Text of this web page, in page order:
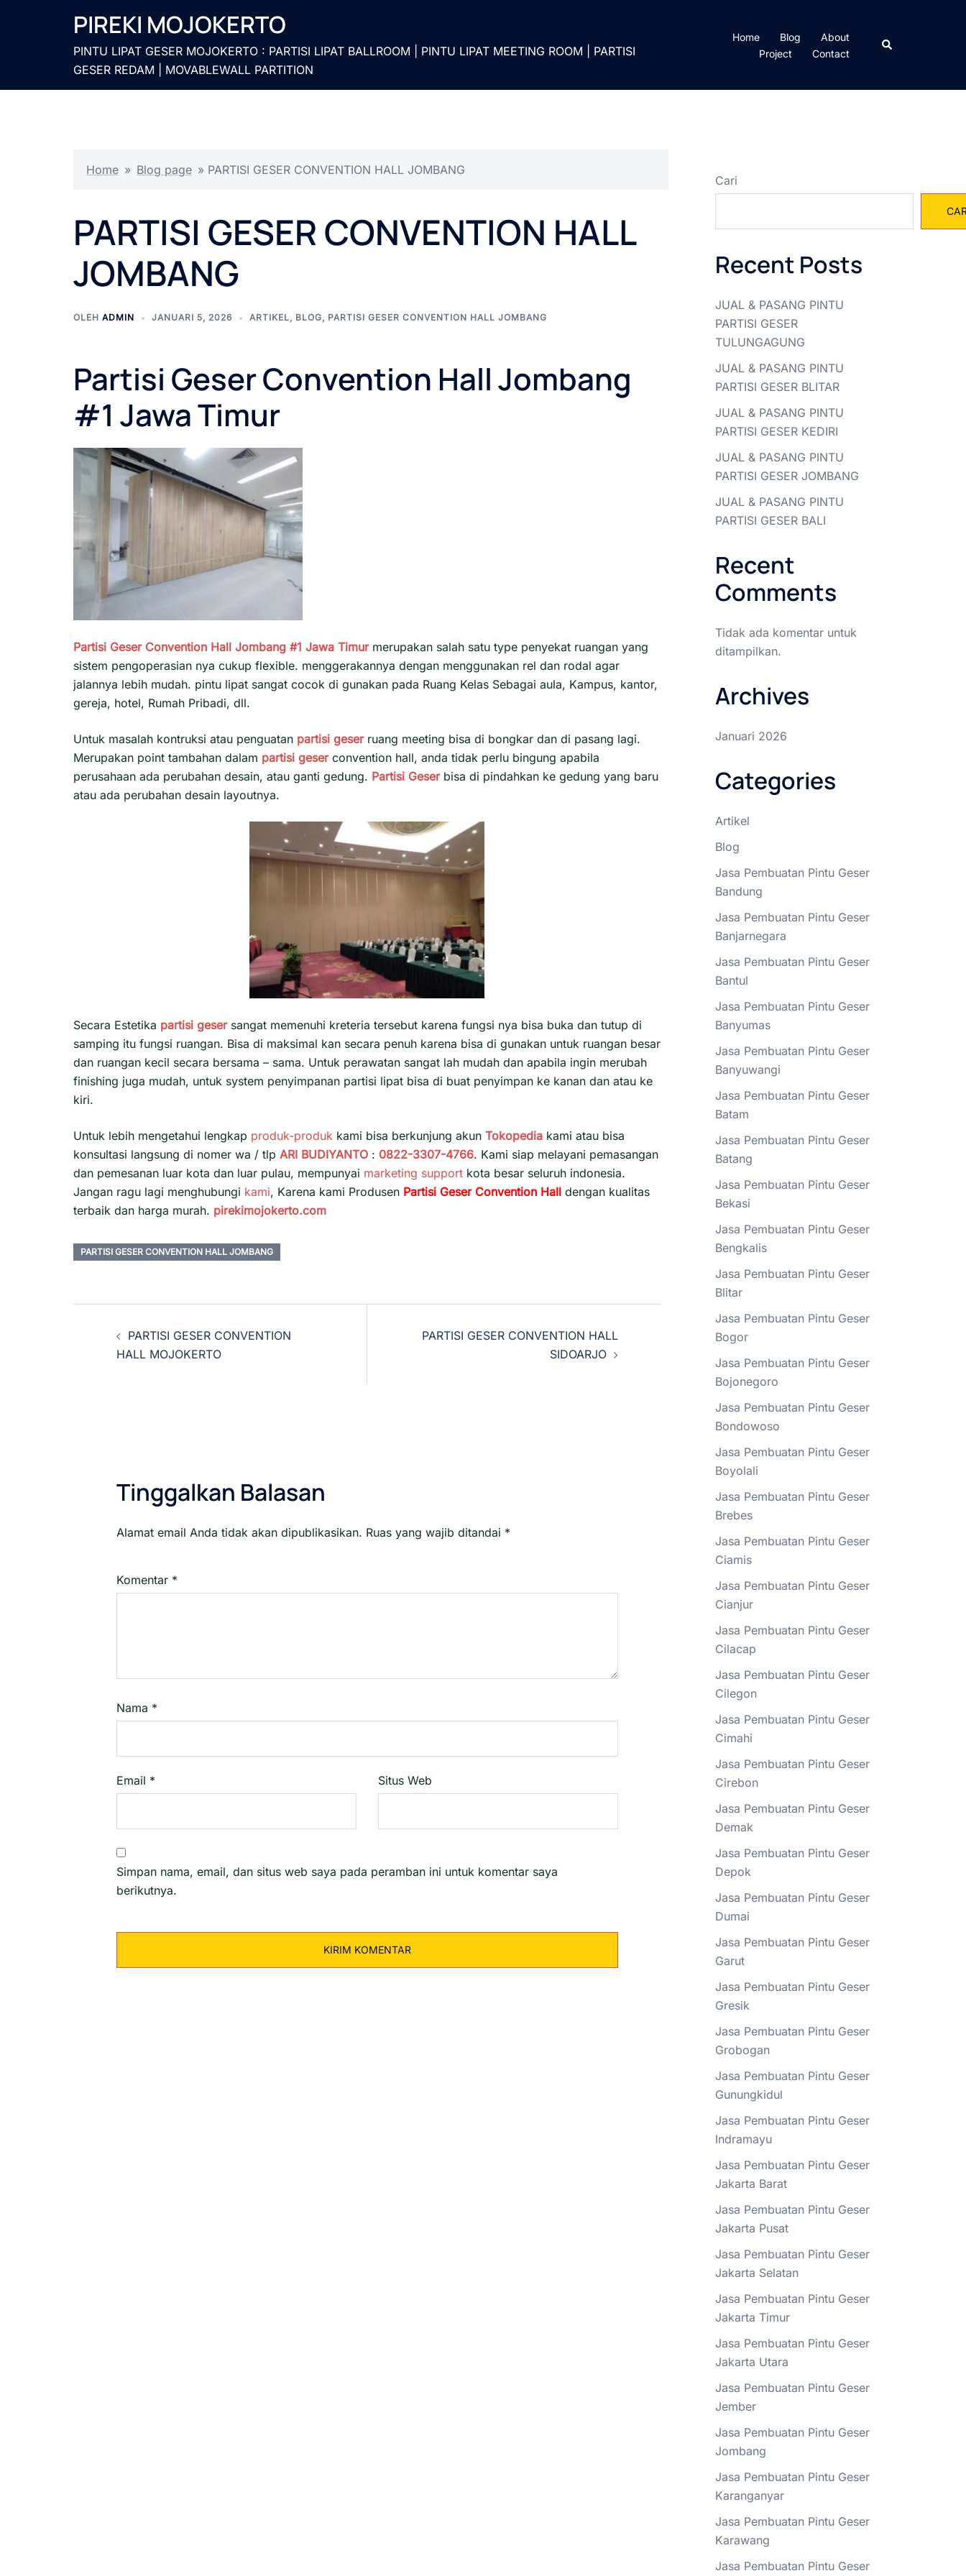
PIREKI MOJOKERTO
PINTU LIPAT GESER MOJOKERTO : PARTISI LIPAT BALLROOM | PINTU LIPAT MEETING ROOM | PARTISI
GESER REDAM | MOVABLEWALL PARTITION
Home Blog
About
Project
Contact
Cari
Home » Blog page » PARTISI GESER CONVENTION HALL JOMBANG
PARTISI GESER CONVENTION HALL
JOMBANG
OLEH ADMIN JANUARI 5, 2026 ARTIKEL, BLOG, PARTISI GESER CONVENTION HALL JOMBANG
Partisi Geser Convention Hall Jombang
#1 Jawa Timur
Partisi Geser Convention Hall Jombang #1 Jawa Timurmerupakan salah satu type penyekat ruangan yang
sistem pengoperasian nya cukup flexible. menggerakannya dengan menggunakan rel dan rodal agar
jalannya lebih mudah. pintu lipat sangat cocok di gunakan pada Ruang Kelas Sebagai aula, Kampus, kantor,
gereja, hotel, Rumah Pribadi, dll.
Untuk masalah kontruksi atau penguatan partisi geser ruang meeting bisa di bongkar dan di pasang lagi.
Merupakan point tambahan dalam partisi geser convention hall, anda tidak perlu bingung apabila
perusahaan ada perubahan desain, atau ganti gedung. Partisi Geserbisa di pindahkan ke gedung yang baru
atau ada perubahan desain layoutnya.
Secara Estetika partisi geser sangat memenuhi kreteria tersebut karena fungsi nya bisa buka dan tutup di
samping itu fungsi ruangan. Bisa di maksimal kan secara penuh karena bisa di gunakan untuk ruangan besar
dan ruangan kecil secara bersama – sama. Untuk perawatan sangat lah mudah dan apabila ingin merubah
finishing juga mudah, untuk system penyimpanan partisi lipat bisa di buat penyimpan ke kanan dan atau ke
kiri.
Untuk lebih mengetahui lengkap produk-produk kami bisa berkunjung akun Tokopedia kami atau bisa
konsultasi langsung di nomer wa / tlp ARI BUDIYANTO : 0822-3307-4766. Kami siap melayani pemasangan
dan pemesanan luar kota dan luar pulau, mempunyai marketing support kota besar seluruh indonesia.
Jangan ragu lagi menghubungi kami, Karena kami Produsen Partisi Geser Convention Hall dengan kualitas
terbaik dan harga murah. pirekimojokerto.com
PARTISI GESER CONVENTION HALL JOMBANG
Navigasi
Tulisan
PARTISI GESER CONVENTION
HALL MOJOKERTO
PARTISI GESER CONVENTION HALL
SIDOARJO
Tinggalkan Balasan
Alamat email Anda tidak akan dipublikasikan. Ruas yang wajib ditandai *
Komentar *
Nama *
Email * Situs Web
Simpan nama, email, dan situs web saya pada peramban ini untuk komentar saya
berikutnya.
Cari
Recent Posts
JUAL & PASANG PINTU
PARTISI GESER
TULUNGAGUNG
JUAL & PASANG PINTU
PARTISI GESER BLITAR
JUAL & PASANG PINTU
PARTISI GESER KEDIRI
JUAL & PASANG PINTU
PARTISI GESER JOMBANG
JUAL & PASANG PINTU
PARTISI GESER BALI
Recent
Comments
Tidak ada komentar untuk
ditampilkan.
Archives
Januari 2026
Categories
Artikel
Blog
Jasa Pembuatan Pintu Geser
Bandung
Jasa Pembuatan Pintu Geser
Banjarnegara
Jasa Pembuatan Pintu Geser
Bantul
Jasa Pembuatan Pintu Geser
Banyumas
Jasa Pembuatan Pintu Geser
Banyuwangi
Jasa Pembuatan Pintu Geser
Batam
Jasa Pembuatan Pintu Geser
Batang
Jasa Pembuatan Pintu Geser
Bekasi
Jasa Pembuatan Pintu Geser
Bengkalis
Jasa Pembuatan Pintu Geser
Blitar
Jasa Pembuatan Pintu Geser
Bogor
Jasa Pembuatan Pintu Geser
Bojonegoro
Jasa Pembuatan Pintu Geser
Bondowoso
Jasa Pembuatan Pintu Geser
Boyolali
Jasa Pembuatan Pintu Geser
Brebes
Jasa Pembuatan Pintu Geser
Ciamis
Jasa Pembuatan Pintu Geser
Cianjur
Jasa Pembuatan Pintu Geser
Cilacap
Jasa Pembuatan Pintu Geser
Cilegon
Jasa Pembuatan Pintu Geser
Cimahi
Jasa Pembuatan Pintu Geser
Cirebon
Jasa Pembuatan Pintu Geser
Demak
Jasa Pembuatan Pintu Geser
Depok
Jasa Pembuatan Pintu Geser
Dumai
Jasa Pembuatan Pintu Geser
Garut
Jasa Pembuatan Pintu Geser
Gresik
Jasa Pembuatan Pintu Geser
Grobogan
Jasa Pembuatan Pintu Geser
Gunungkidul
Jasa Pembuatan Pintu Geser
Indramayu
Jasa Pembuatan Pintu Geser
Jakarta Barat
Jasa Pembuatan Pintu Geser
Jakarta Pusat
Jasa Pembuatan Pintu Geser
Jakarta Selatan
Jasa Pembuatan Pintu Geser
Jakarta Timur
Jasa Pembuatan Pintu Geser
Jakarta Utara
Jasa Pembuatan Pintu Geser
Jember
Jasa Pembuatan Pintu Geser
Jombang
Jasa Pembuatan Pintu Geser
Karanganyar
Jasa Pembuatan Pintu Geser
Karawang
Jasa Pembuatan Pintu Geser